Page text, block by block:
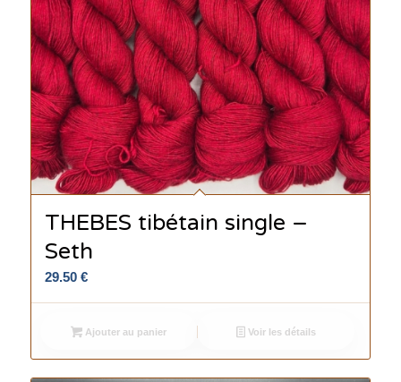
THEBES tibétain single –
Seth
29.50 €
Ajouter au panier Voir les détails